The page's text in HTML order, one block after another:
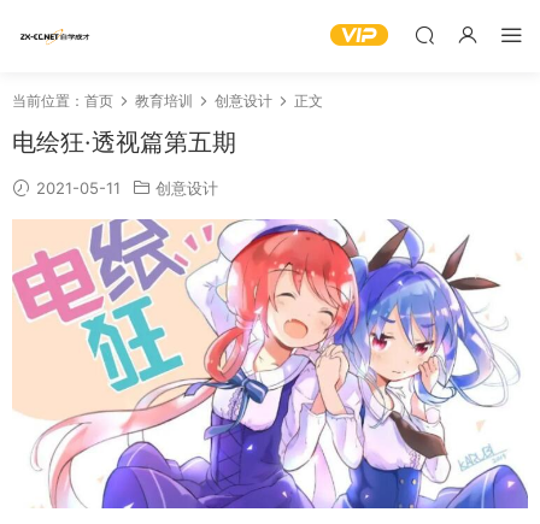
当前位置： 首页 教育培训 创意设计 正文
电绘狂·透视篇第五期
2021-05-11 创意设计